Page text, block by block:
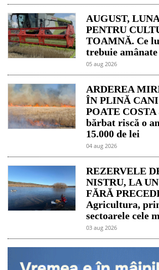
AUGUST,
PENTRU
TOAMNĂ. Ce
trebuie amânate
05 aug 2026
ARDEREA
ÎN PLINĂ
POATE COSTA
bărbat riscă o
15.000 de lei
04 aug 2026
REZERVELE
NISTRU, LA
FĂRĂ
Agricultura,
sectoarele cele
03 aug 2026